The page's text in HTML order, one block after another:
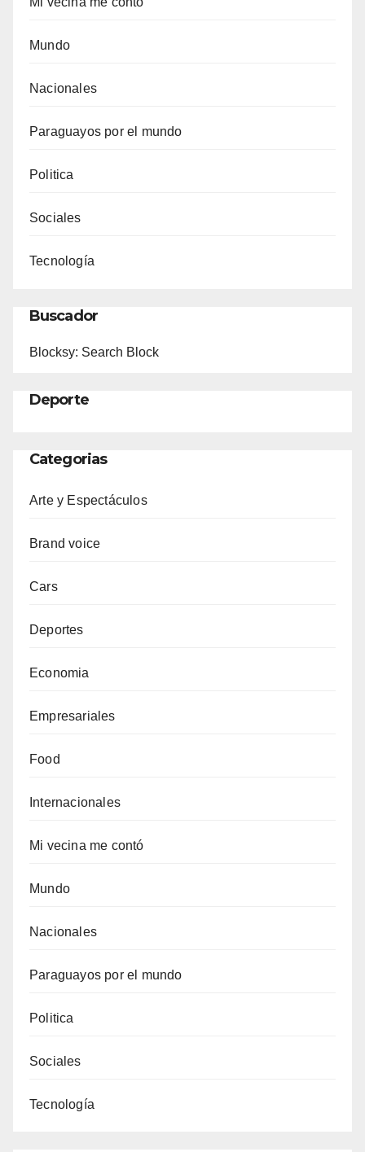
Mundo
Nacionales
Paraguayos por el mundo
Politica
Sociales
Tecnología
Buscador
Blocksy: Search Block
Deporte
Categorias
Arte y Espectáculos
Brand voice
Cars
Deportes
Economia
Empresariales
Food
Internacionales
Mi vecina me contó
Mundo
Nacionales
Paraguayos por el mundo
Politica
Sociales
Tecnología